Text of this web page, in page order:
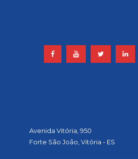
Avenida Vitória, 950
Forte São João, Vitória - ES